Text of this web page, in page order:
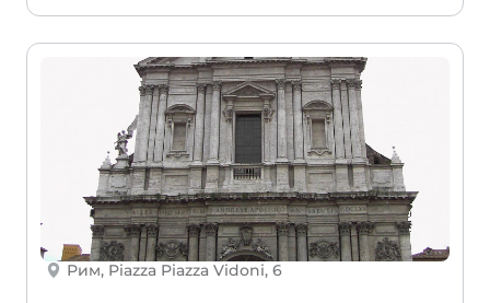
Рим, Piazza Piazza Vidoni, 6